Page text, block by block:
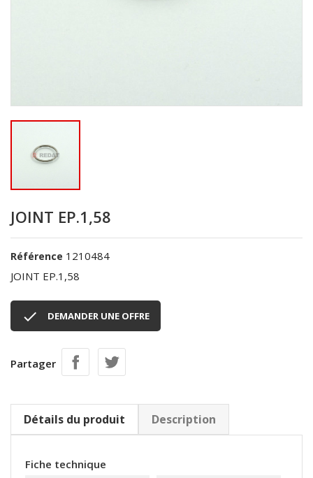
JOINT EP.1,58
Référence 1210484
JOINT EP.1,58
 DEMANDER UNE OFFRE
Partager
Détails du produit Description
Fiche technique